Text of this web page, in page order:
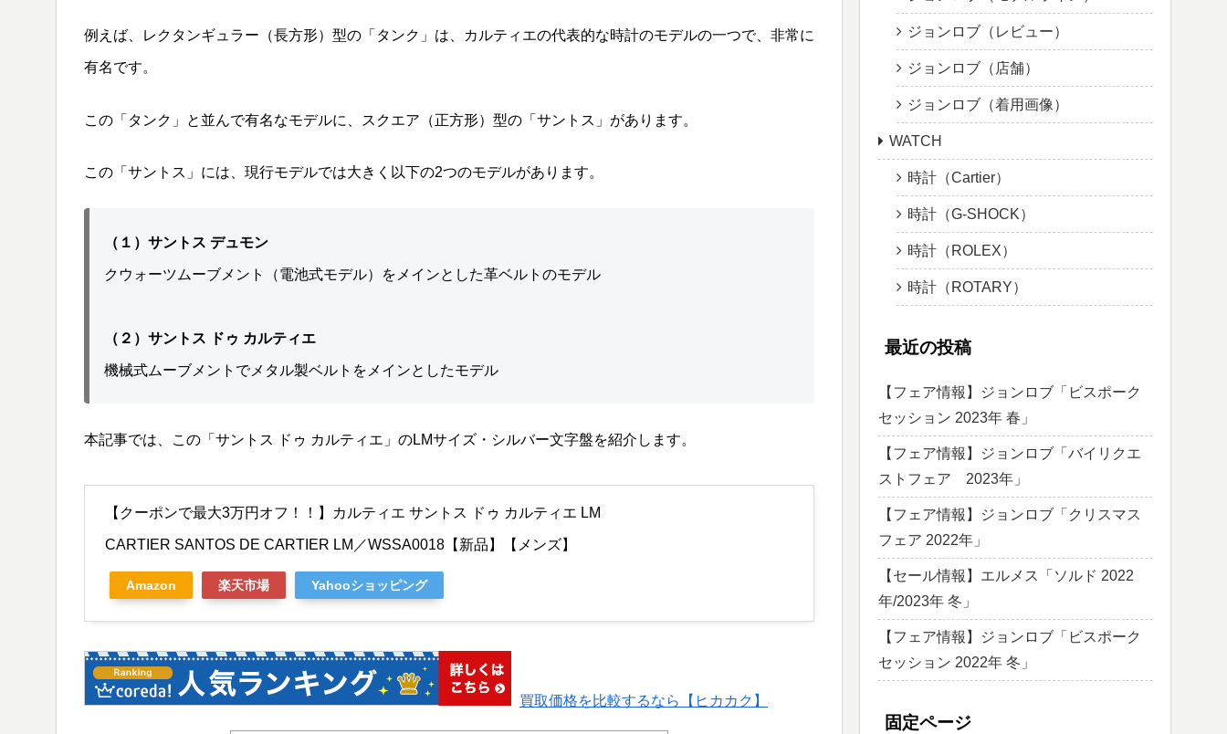
例えば、レクタンギュラー（長方形）型の「タンク」は、カルティエの代表的な時計のモデルの一つで、非常に
有名です。
この「タンク」と並んで有名なモデルに、スクエア（正方形）型の「サントス」があります。
この「サントス」には、現行モデルでは大きく以下の2つのモデルがあります。
（１）サントス デュモン
クウォーツムーブメント（電池式モデル）をメインとした革ベルトのモデル
（２）サントス ドゥ カルティエ
機械式ムーブメントでメタル製ベルトをメインとしたモデル
本記事では、この「サントス ドゥ カルティエ」のLMサイズ・シルバー文字盤を紹介します。
【クーポンで最大3万円オフ！！】カルティエ サントス ドゥ カルティエ LM
CARTIER SANTOS DE CARTIER LM／WSSA0018【新品】【メンズ】
Amazon 楽天市場 Yahooショッピング
買取価格を比較するなら【ヒカカク】
ジョンロブ（レビュー）
ジョンロブ（店舗）
ジョンロブ（着用画像）
WATCH
時計（Cartier）
時計（G-SHOCK）
時計（ROLEX）
時計（ROTARY）
最近の投稿
【フェア情報】ジョンロブ「ビスポーク
セッション 2023年 春」
【フェア情報】ジョンロブ「バイリクエ
ストフェア 2023年」
【フェア情報】ジョンロブ「クリスマス
フェア 2022年」
【セール情報】エルメス「ソルド 2022
年/2023年 冬」
【フェア情報】ジョンロブ「ビスポーク
セッション 2022年 冬」
固定ページ